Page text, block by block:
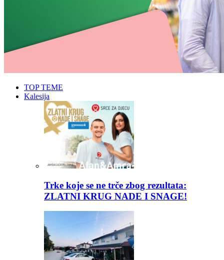
TOP TEME
Kalesija
Trke koje se ne trče zbog rezultata:
ZLATNI KRUG NADE I SNAGE!